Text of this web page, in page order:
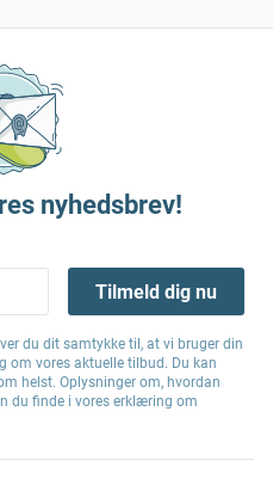
nyhedsbrev!
Tilmeld dig nu
du dit samtykke til, at vi bruger din
om vores aktuelle tilbud. Du kan
helst. Oplysninger om, hvordan
du finde i vores erklæring om